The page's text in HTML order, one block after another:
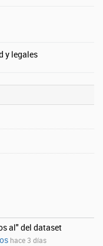
y legales
al" del dataset
hace 3 días